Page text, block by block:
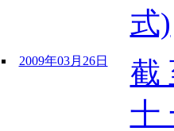
式)
2009年03月26日
截
十